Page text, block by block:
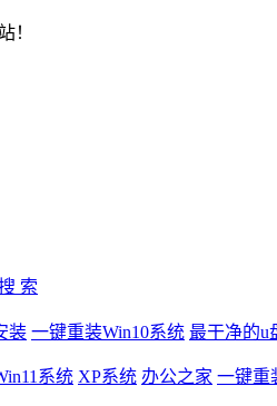
！
索
装 一键重装Win10系统 最干净的u
系统 XP系统 办公之家 一键重